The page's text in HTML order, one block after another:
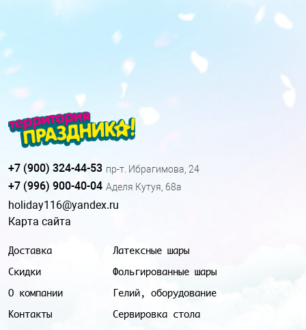
Доставка
Скидки
О компании
Контакты
Латексные шары
Фольгированные шары
Гелий, оборудование
Сервировка стола
+7 (900) 324-44-53 пр-т. Ибрагимова, 24
+7 (996) 900-40-04 Аделя Кутуя, 68а
holiday116@yandex.ru
Карта сайта